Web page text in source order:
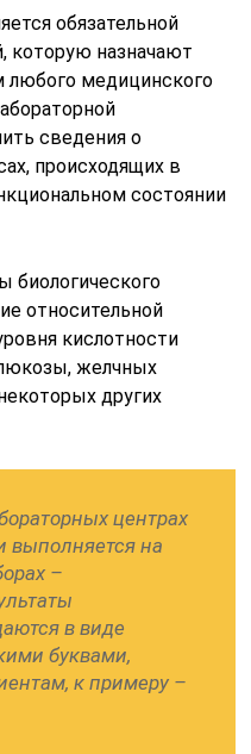
обязательной
которую назначают
любого медицинского
сведения о
происходящих в
состоянии
биологического
относительной
кислотности
желчных
других
центрах
выполняется на
–
в виде
буквами,
к примеру –